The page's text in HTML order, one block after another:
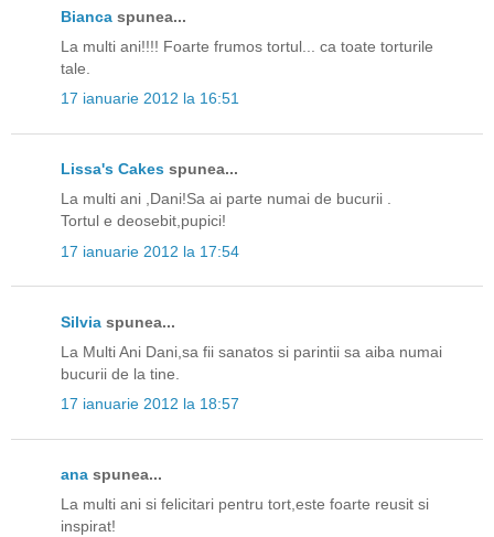
Bianca spunea...
La multi ani!!!! Foarte frumos tortul... ca toate torturile
tale.
17 ianuarie 2012 la 16:51
Lissa's Cakes spunea...
La multi ani ,Dani!Sa ai parte numai de bucurii .
Tortul e deosebit,pupici!
17 ianuarie 2012 la 17:54
Silvia spunea...
La Multi Ani Dani,sa fii sanatos si parintii sa aiba numai
bucurii de la tine.
17 ianuarie 2012 la 18:57
ana spunea...
La multi ani si felicitari pentru tort,este foarte reusit si
inspirat!